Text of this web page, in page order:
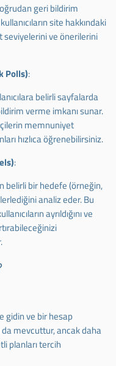
geri bildirim
site hakkındaki
ve önerilerini
Polls):
belirli sayfalarda
verme imkanı sunar.
memnuniyet
hızlıca öğrenebilirsiniz.
:
belirli bir hedefe (örneğin,
analiz eder. Bu
ayrıldığını ve
gidin ve bir hesap
mevcuttur, ancak daha
planları tercih